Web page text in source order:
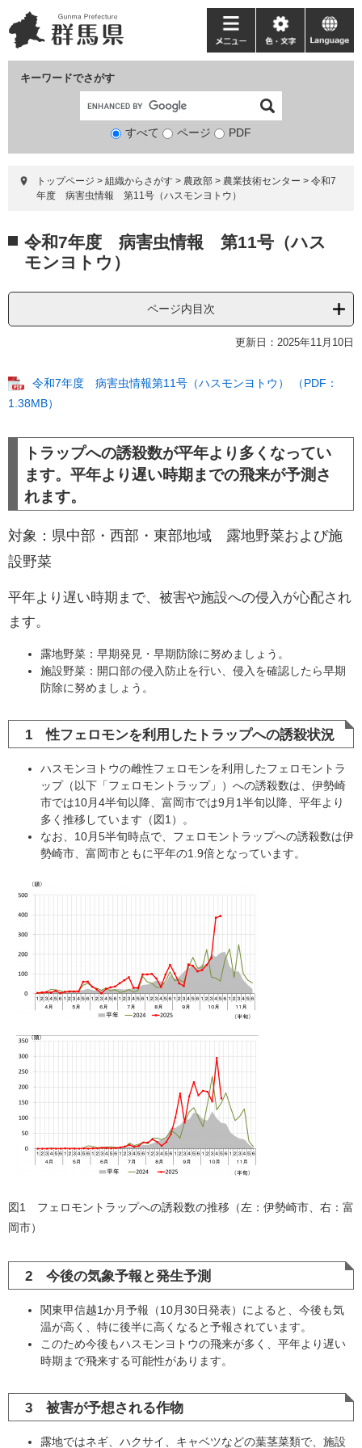
ー
ジ
ニ
ュ
て
キーワードでさがす
検
象
すべて ページ PDF
メ
ニ
ー
色・
文
language
トップページ > 組織からさがす > 農政部 > 農業技術センター > 令和7
年度 病害虫情報 第11号（ハスモンヨトウ）
文 令和7年度 病害虫情報 第11号（ハス
モンヨトウ）
ページ内目次
更新日：2025年11月10日
令和7年度 病害虫情報第11号（ハスモンヨトウ） （PDF：
1.38MB）
トラップへの誘殺数が平年より多くなってい
ます。平年より遅い時期までの飛来が予測さ
れます。
対象：県中部・西部・東部地域 露地野菜および施
設野菜
平年より遅い時期まで、被害や施設への侵入が心配され
ます。
露地野菜：早期発見・早期防除に努めましょう。
施設野菜：開口部の侵入防止を行い、侵入を確認したら早期
防除に努めましょう。​
1 性フェロモンを利用したトラップへの誘殺状況​
ハスモンヨトウの雌性フェロモンを利用したフェロモントラ
ップ（以下「フェロモントラップ」）への誘殺数は、伊勢崎
市では10月4半旬以降、富岡市では9月1半旬以降、平年より
多く推移しています（図1）。
なお、10月5半旬時点で、フェロモントラップへの誘殺数は伊
勢崎市、富岡市ともに平年の1.9倍となっています。
図1 フェロモントラップへの誘殺数の推移（左：伊勢崎市、右：富
岡市）
2 今後の気象予報と発生予測
関東甲信越1か月予報（10月30日発表）によると、今後も気
温が高く、特に後半に高くなると予報されています。
このため今後もハスモンヨトウの飛来が多く、平年より遅い
時期まで飛来する可能性があります。
3 被害が予想される作物
露地ではネギ、ハクサイ、キャベツなどの葉茎菜類で、施設